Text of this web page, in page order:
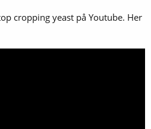
cropping yeast på Youtube. Her